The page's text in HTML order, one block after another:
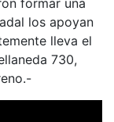
formar una
los apoyan
lleva el
730,